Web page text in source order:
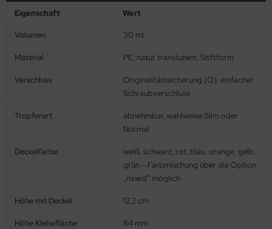
Eigenschaft
Wert
Volumen
30 ml
Material PE, natur transluzent, Stiftform
Verschluss
Originalitätssicherung (Q), einfacher
Schraubverschluss
Tropferart
abnehmbar, wahlweise Slim oder
Normal
Deckelfarbe
weiß, schwarz, rot, blau, orange, gelb,
grün – Farbmischung über die Option
„mixed“ möglich
Höhe mit Deckel 12,2 cm
Höhe Klebefläche 84 mm